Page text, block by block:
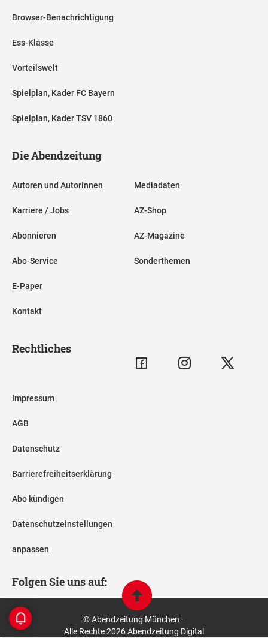
Browser-Benachrichtigung
Ess-Klasse
Vorteilswelt
Spielplan, Kader FC Bayern
Spielplan, Kader TSV 1860
Die Abendzeitung
Autoren und Autorinnen
Karriere / Jobs
Abonnieren
Abo-Service
E-Paper
Kontakt
Mediadaten
AZ-Shop
AZ-Magazine
Sonderthemen
Rechtliches
Impressum
AGB
Datenschutz
Barrierefreiheitserklärung
Abo kündigen
Datenschutzeinstellungen
anpassen
Folgen Sie uns auf:
© Abendzeitung München ·
Alle Rechte 2026 Abendzeitung Digital